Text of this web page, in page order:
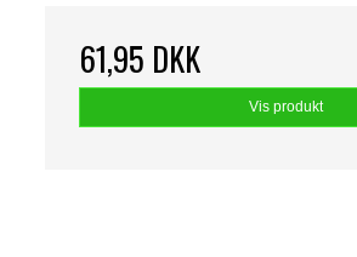
61,95 DKK
Vis produkt